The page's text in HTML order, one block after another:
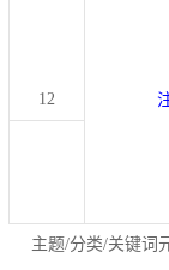
12
主题/分类/关键词